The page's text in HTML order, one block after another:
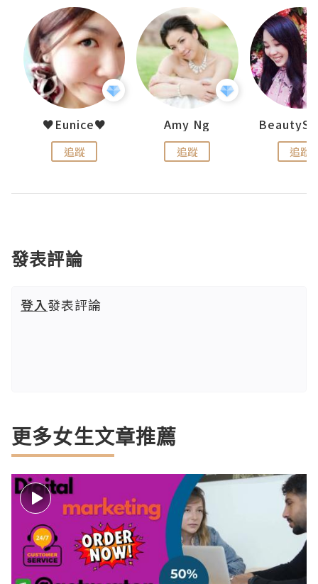
♥Eunice♥
追蹤
Amy Ng
追蹤 追蹤
發表評論
登入發表評論
更多女生文章推薦